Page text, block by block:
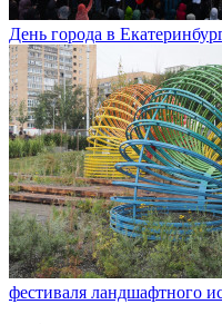
День города в
фестиваля ландшафтного